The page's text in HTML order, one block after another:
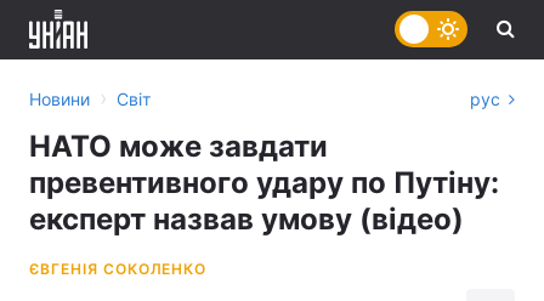
Новини › Світ рус
НАТО може завдати
превентивного удару по Путіну:
експерт назвав умову (відео)
ЄВГЕНІЯ СОКОЛЕНКО